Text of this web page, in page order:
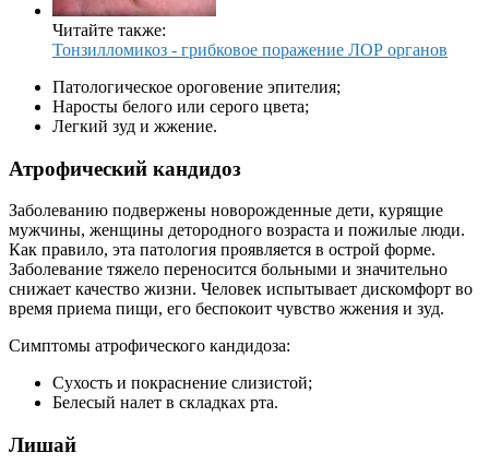
Читайте также:
Тонзилломикоз - грибковое поражение ЛОР органов
Патологическое ороговение эпителия;
Наросты белого или серого цвета;
Легкий зуд и жжение.
Атрофический кандидоз
Заболеванию подвержены новорожденные дети, курящие
мужчины, женщины детородного возраста и пожилые люди.
Как правило, эта патология проявляется в острой форме.
Заболевание тяжело переносится больными и значительно
снижает качество жизни. Человек испытывает дискомфорт во
время приема пищи, его беспокоит чувство жжения и зуд.
Симптомы атрофического кандидоза:
Сухость и покраснение слизистой;
Белесый налет в складках рта.
Лишай